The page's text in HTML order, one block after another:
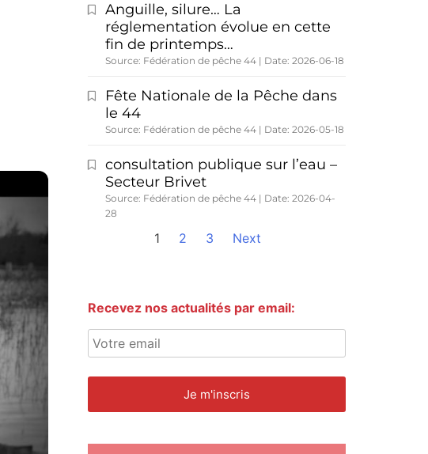
Anguille, silure… La
réglementation évolue en cette
fin de printemps…
Source: Fédération de pêche 44 Date: 2026-06-18
Fête Nationale de la Pêche dans
le 44
Source: Fédération de pêche 44 Date: 2026-05-18
consultation publique sur l’eau –
Secteur Brivet
Source: Fédération de pêche 44
Date: 2026-04-
28
1 2 3 Next
Recevez nos actualités par email: